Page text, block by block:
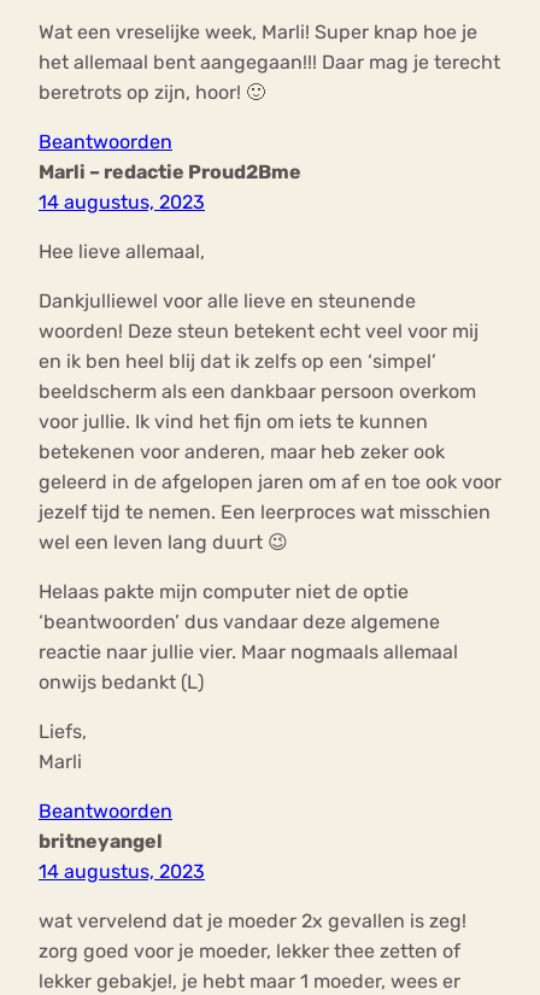
Wat een vreselijke week, Marli! Super knap hoe je
het allemaal bent aangegaan!!! Daar mag je terecht
beretrots op zijn, hoor! 🙂
Beantwoorden
Marli – redactie Proud2Bme
14 augustus, 2023
Hee lieve allemaal,
Dankjulliewel voor alle lieve en steunende
woorden! Deze steun betekent echt veel voor mij
en ik ben heel blij dat ik zelfs op een ‘simpel’
beeldscherm als een dankbaar persoon overkom
voor jullie. Ik vind het fijn om iets te kunnen
betekenen voor anderen, maar heb zeker ook
geleerd in de afgelopen jaren om af en toe ook voor
jezelf tijd te nemen. Een leerproces wat misschien
wel een leven lang duurt 😉
Helaas pakte mijn computer niet de optie
‘beantwoorden’ dus vandaar deze algemene
reactie naar jullie vier. Maar nogmaals allemaal
onwijs bedankt (L)
Liefs,
Marli
Beantwoorden
britneyangel
14 augustus, 2023
wat vervelend dat je moeder 2x gevallen is zeg!
zorg goed voor je moeder, lekker thee zetten of
lekker gebakje!, je hebt maar 1 moeder, wees er